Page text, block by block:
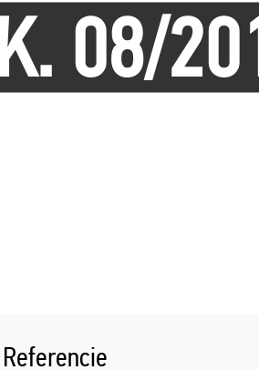
08/
Referencie